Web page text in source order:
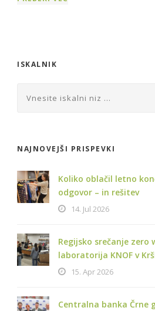
ISKALNIK
NAJNOVEJŠI PRISPEVKI
Koliko oblačil letno
odgovor – in rešitev
14. Jul 2026
Regijsko srečanje zero
laboratorija KNOF v
15. Apr 2026
Centralna banka Črne